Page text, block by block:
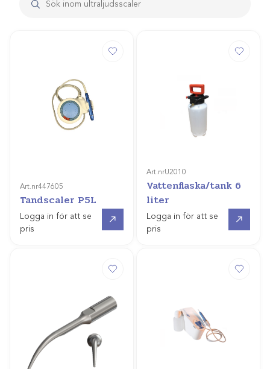
Art.nr447605
Tandscaler P5L
Logga in för att se
pris
Art.nrU2010
Vattenflaska/tank 6
liter
Logga in för att se
pris